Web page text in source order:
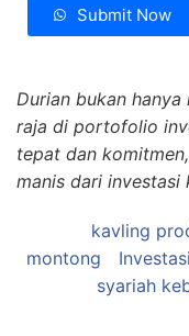
Submit Now
Durian bukan
raja di portofolio
tepat dan
manis dari investasi
kavling
montong
syariah